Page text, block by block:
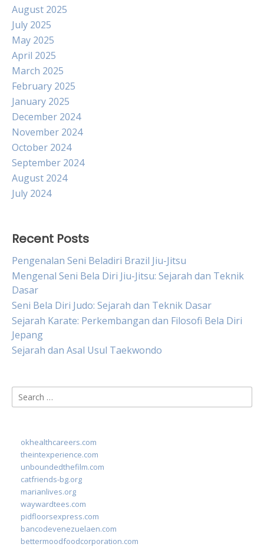
August 2025
July 2025
May 2025
April 2025
March 2025
February 2025
January 2025
December 2024
November 2024
October 2024
September 2024
August 2024
July 2024
Recent Posts
Pengenalan Seni Beladiri Brazil Jiu-Jitsu
Mengenal Seni Bela Diri Jiu-Jitsu: Sejarah dan Teknik
Dasar
Seni Bela Diri Judo: Sejarah dan Teknik Dasar
Sejarah Karate: Perkembangan dan Filosofi Bela Diri
Jepang
Sejarah dan Asal Usul Taekwondo
Search
for:
okhealthcareers.com
theintexperience.com
unboundedthefilm.com
catfriends-bg.org
marianlives.org
waywardtees.com
pidfloorsexpress.com
bancodevenezuelaen.com
bettermoodfoodcorporation.com